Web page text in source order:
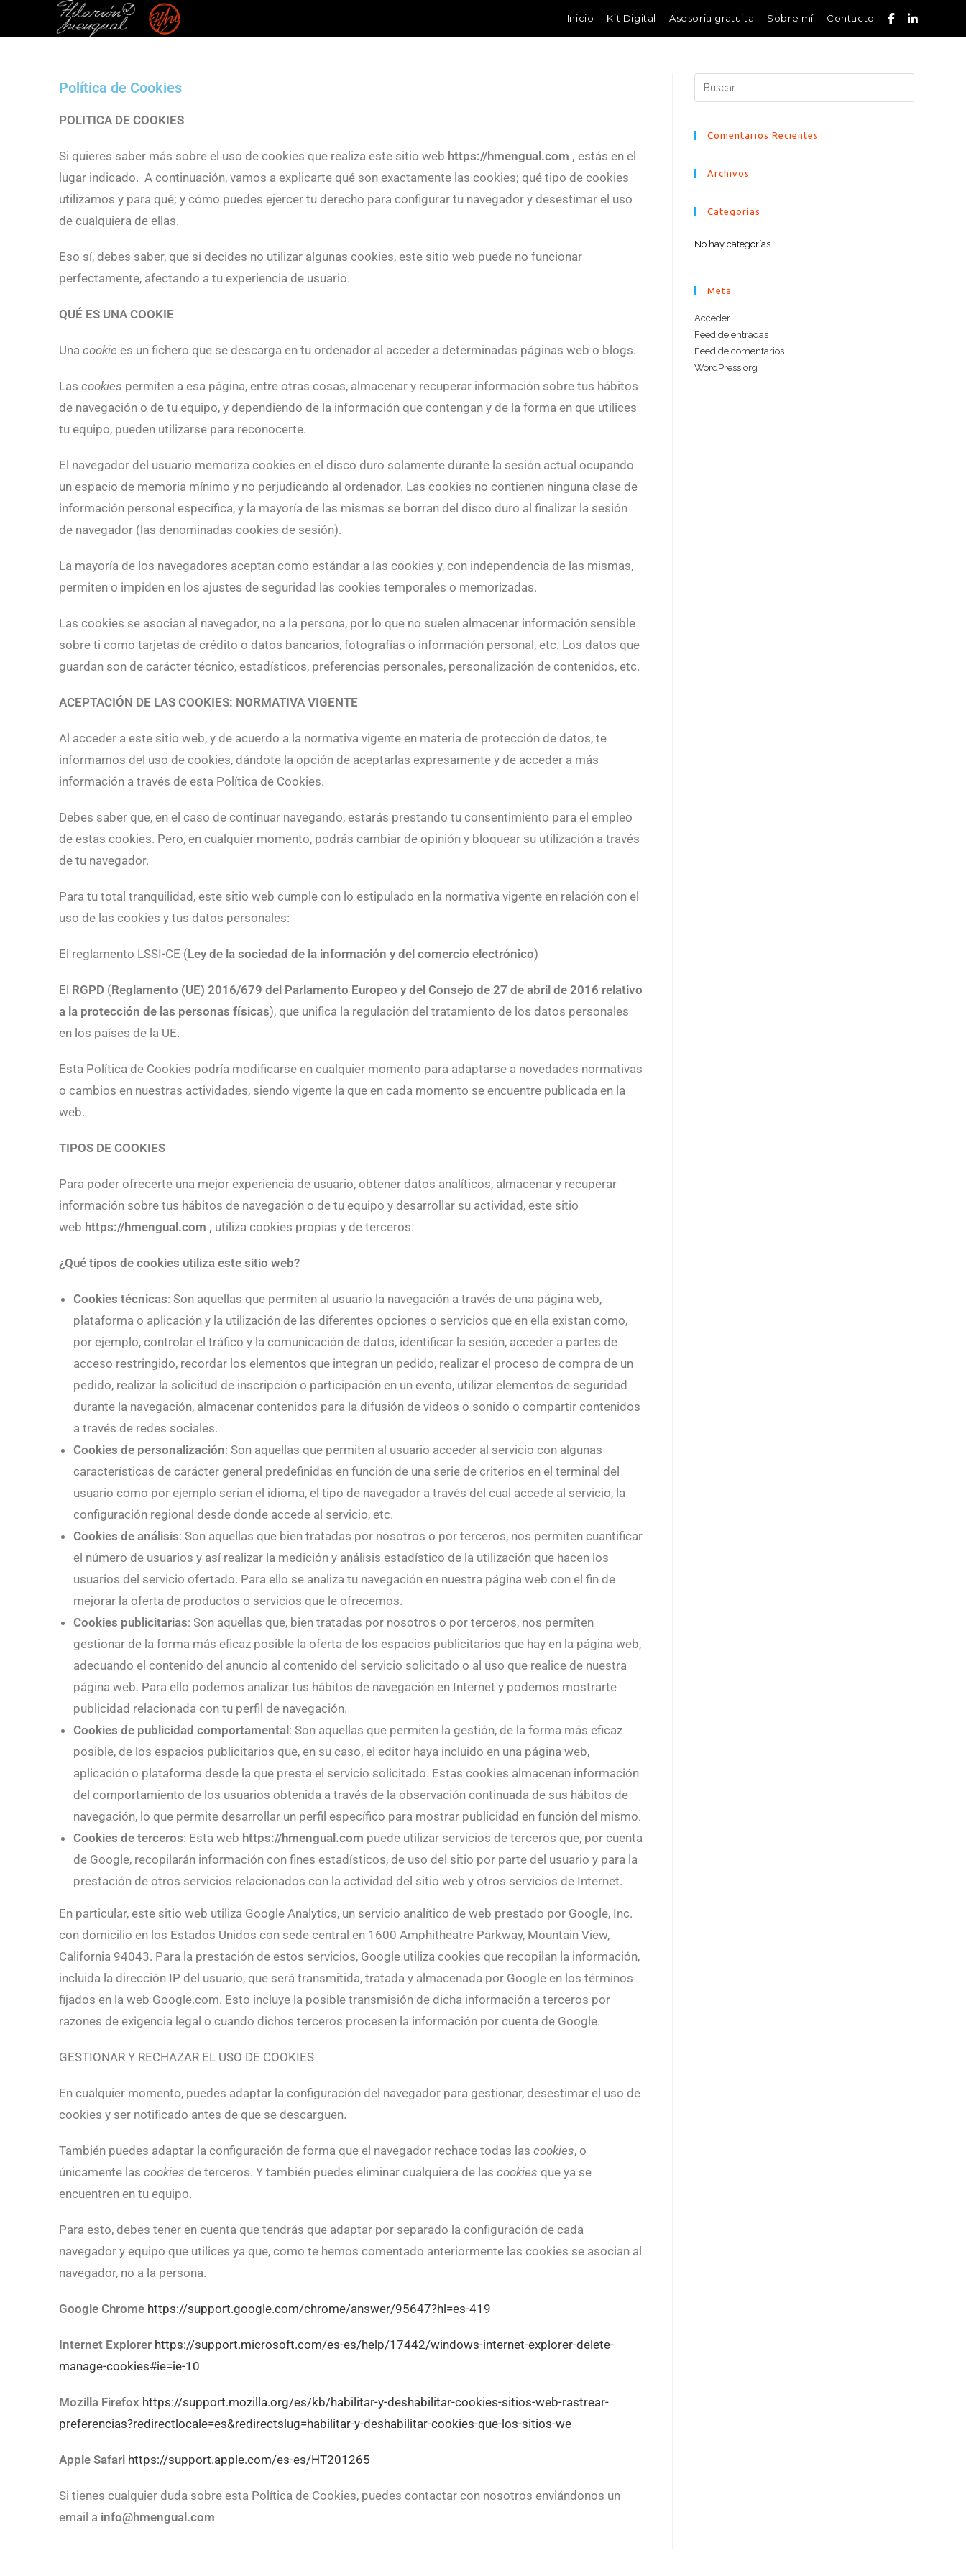
Inicio Kit Digital Asesoria gratuita Sobre mí Contacto
Política de Cookies
POLITICA DE COOKIES
Si quieres saber más sobre el uso de cookies que realiza este sitio web https://hmengual.com , estás en el
lugar indicado. A continuación, vamos a explicarte qué son exactamente las cookies; qué tipo de cookies
utilizamos y para qué; y cómo puedes ejercer tu derecho para configurar tu navegador y desestimar el uso
de cualquiera de ellas.
Eso sí, debes saber, que si decides no utilizar algunas cookies, este sitio web puede no funcionar
perfectamente, afectando a tu experiencia de usuario.
QUÉ ES UNA COOKIE
Una cookie es un fichero que se descarga en tu ordenador al acceder a determinadas páginas web o blogs.
Las cookies permiten a esa página, entre otras cosas, almacenar y recuperar información sobre tus hábitos
de navegación o de tu equipo, y dependiendo de la información que contengan y de la forma en que utilices
tu equipo, pueden utilizarse para reconocerte.
El navegador del usuario memoriza cookies en el disco duro solamente durante la sesión actual ocupando
un espacio de memoria mínimo y no perjudicando al ordenador. Las cookies no contienen ninguna clase de
información personal específica, y la mayoría de las mismas se borran del disco duro al finalizar la sesión
de navegador (las denominadas cookies de sesión).
La mayoría de los navegadores aceptan como estándar a las cookies y, con independencia de las mismas,
permiten o impiden en los ajustes de seguridad las cookies temporales o memorizadas.
Las cookies se asocian al navegador, no a la persona, por lo que no suelen almacenar información sensible
sobre ti como tarjetas de crédito o datos bancarios, fotografías o información personal, etc. Los datos que
guardan son de carácter técnico, estadísticos, preferencias personales, personalización de contenidos, etc.
ACEPTACIÓN DE LAS COOKIES: NORMATIVA VIGENTE
Al acceder a este sitio web, y de acuerdo a la normativa vigente en materia de protección de datos, te
informamos del uso de cookies, dándote la opción de aceptarlas expresamente y de acceder a más
información a través de esta Política de Cookies.
Debes saber que, en el caso de continuar navegando, estarás prestando tu consentimiento para el empleo
de estas cookies. Pero, en cualquier momento, podrás cambiar de opinión y bloquear su utilización a través
de tu navegador.
Para tu total tranquilidad, este sitio web cumple con lo estipulado en la normativa vigente en relación con el
uso de las cookies y tus datos personales:
El reglamento LSSI-CE (Ley de la sociedad de la información y del comercio electrónico)
El RGPD (Reglamento (UE) 2016/679 del Parlamento Europeo y del Consejo de 27 de abril de 2016 relativo
a la protección de las personas físicas), que unifica la regulación del tratamiento de los datos personales
en los países de la UE.
Esta Política de Cookies podría modificarse en cualquier momento para adaptarse a novedades normativas
o cambios en nuestras actividades, siendo vigente la que en cada momento se encuentre publicada en la
web.
TIPOS DE COOKIES
Para poder ofrecerte una mejor experiencia de usuario, obtener datos analíticos, almacenar y recuperar
información sobre tus hábitos de navegación o de tu equipo y desarrollar su actividad, este sitio
web https://hmengual.com , utiliza cookies propias y de terceros.
¿Qué tipos de cookies utiliza este sitio web?
Cookies técnicas: Son aquellas que permiten al usuario la navegación a través de una página web,
plataforma o aplicación y la utilización de las diferentes opciones o servicios que en ella existan como,
por ejemplo, controlar el tráfico y la comunicación de datos, identificar la sesión, acceder a partes de
acceso restringido, recordar los elementos que integran un pedido, realizar el proceso de compra de un
pedido, realizar la solicitud de inscripción o participación en un evento, utilizar elementos de seguridad
durante la navegación, almacenar contenidos para la difusión de videos o sonido o compartir contenidos
a través de redes sociales.
Cookies de personalización: Son aquellas que permiten al usuario acceder al servicio con algunas
características de carácter general predefinidas en función de una serie de criterios en el terminal del
usuario como por ejemplo serian el idioma, el tipo de navegador a través del cual accede al servicio, la
configuración regional desde donde accede al servicio, etc.
Cookies de análisis: Son aquellas que bien tratadas por nosotros o por terceros, nos permiten cuantificar
el número de usuarios y así realizar la medición y análisis estadístico de la utilización que hacen los
usuarios del servicio ofertado. Para ello se analiza tu navegación en nuestra página web con el fin de
mejorar la oferta de productos o servicios que le ofrecemos.
Cookies publicitarias: Son aquellas que, bien tratadas por nosotros o por terceros, nos permiten
gestionar de la forma más eficaz posible la oferta de los espacios publicitarios que hay en la página web,
adecuando el contenido del anuncio al contenido del servicio solicitado o al uso que realice de nuestra
página web. Para ello podemos analizar tus hábitos de navegación en Internet y podemos mostrarte
publicidad relacionada con tu perfil de navegación.
Cookies de publicidad comportamental : Son aquellas que permiten la gestión, de la forma más eficaz
posible, de los espacios publicitarios que, en su caso, el editor haya incluido en una página web,
aplicación o plataforma desde la que presta el servicio solicitado. Estas cookies almacenan información
del comportamiento de los usuarios obtenida a través de la observación continuada de sus hábitos de
navegación, lo que permite desarrollar un perfil específico para mostrar publicidad en función del mismo.
Cookies de terceros: Esta web https://hmengual.com puede utilizar servicios de terceros que, por cuenta
de Google, recopilarán información con fines estadísticos, de uso del sitio por parte del usuario y para la
prestación de otros servicios relacionados con la actividad del sitio web y otros servicios de Internet.
En particular, este sitio web utiliza Google Analytics, un servicio analítico de web prestado por Google, Inc.
con domicilio en los Estados Unidos con sede central en 1600 Amphitheatre Parkway, Mountain View,
California 94043. Para la prestación de estos servicios, Google utiliza cookies que recopilan la información,
incluida la dirección IP del usuario, que será transmitida, tratada y almacenada por Google en los términos
fijados en la web Google.com. Esto incluye la posible transmisión de dicha información a terceros por
razones de exigencia legal o cuando dichos terceros procesen la información por cuenta de Google.
GESTIONAR Y RECHAZAR EL USO DE COOKIES
En cualquier momento, puedes adaptar la configuración del navegador para gestionar, desestimar el uso de
cookies y ser notificado antes de que se descarguen.
También puedes adaptar la configuración de forma que el navegador rechace todas las cookies, o
únicamente las cookies de terceros. Y también puedes eliminar cualquiera de las cookies que ya se
encuentren en tu equipo.
Para esto, debes tener en cuenta que tendrás que adaptar por separado la configuración de cada
navegador y equipo que utilices ya que, como te hemos comentado anteriormente las cookies se asocian al
navegador, no a la persona.
Google Chrome https://support.google.com/chrome/answer/95647?hl=es-419
Internet Explorer https://support.microsoft.com/es-es/help/17442/windows-internet-explorer-delete-
manage-cookies#ie=ie-10
Mozilla Firefox https://support.mozilla.org/es/kb/habilitar-y-deshabilitar-cookies-sitios-web-rastrear-
preferencias?redirectlocale=es&redirectslug=habilitar-y-deshabilitar-cookies-que-los-sitios-we
Apple Safari https://support.apple.com/es-es/HT201265
Si tienes cualquier duda sobre esta Política de Cookies, puedes contactar con nosotros enviándonos un
email a info@hmengual.com
Comentarios Recientes
Archivos
Categorías
No hay categorías
Meta
Acceder
Feed de entradas
Feed de comentarios
WordPress.org